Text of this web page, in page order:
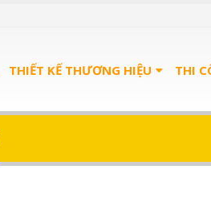
THIẾT KẾ THƯƠNG HIỆU THI